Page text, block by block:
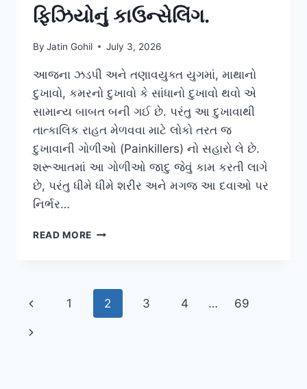
ફિઝિયોનું કાઉન્સેલિંગ.
By Jatin Gohil July 3, 2026
આજના ઝડપી અને તણાવયુક્ત યુગમાં, માથાનો
દુખાવો, કમરનો દુખાવો કે સાંધાનો દુખાવો થવો એ
સામાન્ય બાબત બની ગઈ છે. પરંતુ આ દુખાવાથી
તાત્કાલિક રાહત મેળવવા માટે લોકો તરત જ
દુખાવાની ગોળીઓ (Painkillers) નો સહારો લે છે.
શરૂઆતમાં આ ગોળીઓ જાદુ જેવું કામ કરતી લાગે
છે, પરંતુ ધીમે ધીમે શરીર અને મગજ આ દવાઓ પર
નિર્ભર…
READ MORE દુખાવાની
(PAINKILLER
ADDICTION)
ઘટાડવામાં
Page
navigation
Previous
Page
1 2 3 4 … 69
Next